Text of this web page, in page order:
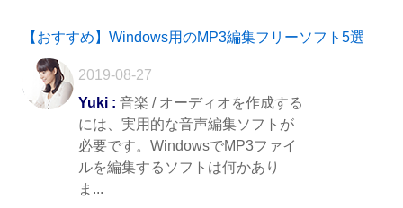
【おすすめ】Windows用のMP3編集フリーソフト5選
2019-08-27
Yuki : 音楽 / オーディオを作成する
には、実用的な音声編集ソフトが
必要です。WindowsでMP3ファイ
ルを編集するソフトは何かあり
ま...